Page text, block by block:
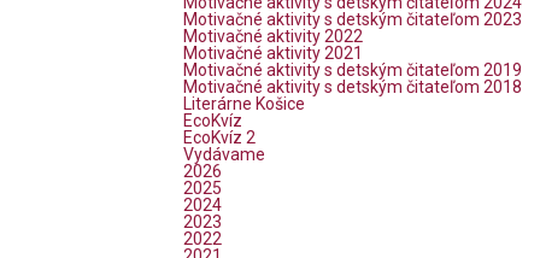
Motivačné aktivity s detským čitateľom 2023
Motivačné aktivity 2022
Motivačné aktivity 2021
Motivačné aktivity s detským čitateľom 2019
Motivačné aktivity s detským čitateľom 2018
Literárne Košice
EcoKvíz
EcoKvíz 2
Vydávame
2026
2025
2024
2023
2022